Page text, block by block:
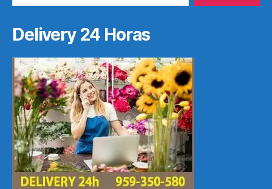
Delivery 24 Horas